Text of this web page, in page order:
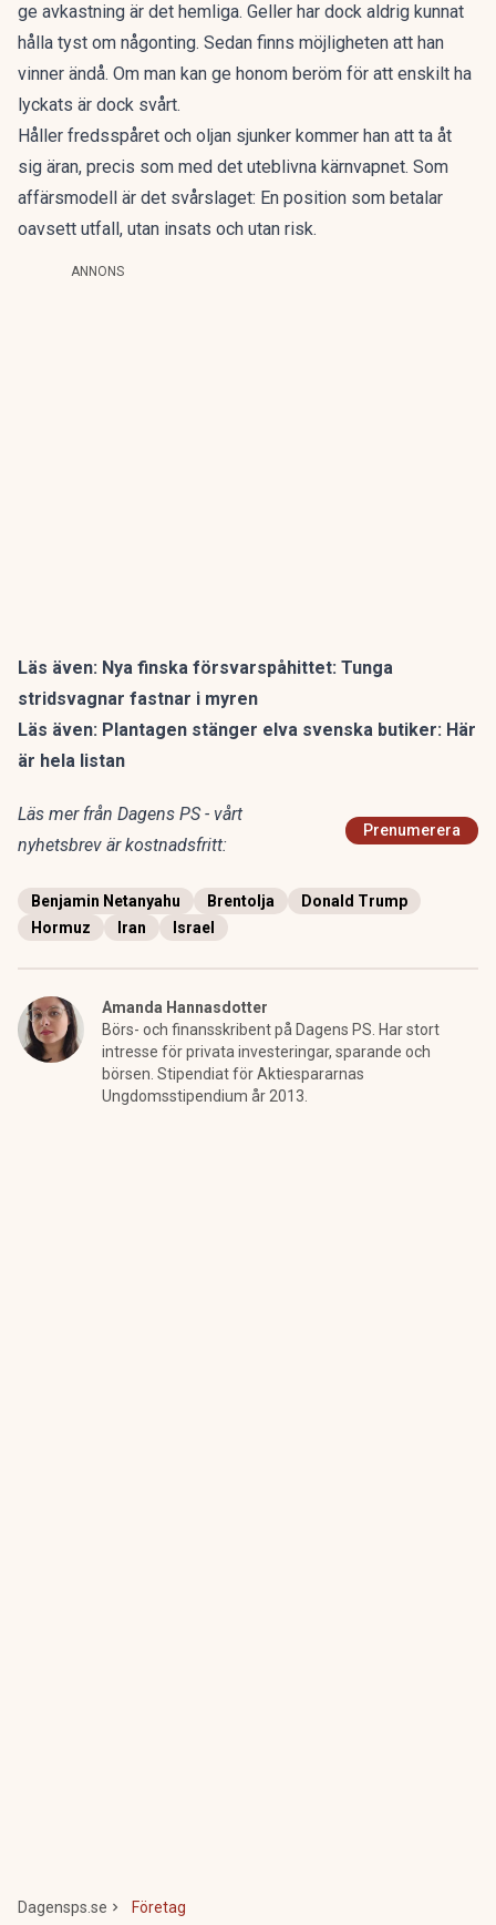
ge avkastning är det hemliga. Geller har dock aldrig kunnat
hålla tyst om någonting. Sedan finns möjligheten att han
vinner ändå. Om man kan ge honom beröm för att enskilt ha
lyckats är dock svårt.
Håller fredsspåret och oljan sjunker kommer han att ta åt
sig äran, precis som med det uteblivna kärnvapnet. Som
affärsmodell är det svårslaget: En position som betalar
oavsett utfall, utan insats och utan risk.
ANNONS
Läs även: Nya finska försvarspåhittet: Tunga
stridsvagnar fastnar i myren
Läs även: Plantagen stänger elva svenska butiker: Här
är hela listan
Läs mer från Dagens PS - vårt
nyhetsbrev är kostnadsfritt:
Prenumerera
Benjamin Netanyahu Brentolja
Donald Trump
Hormuz
Iran Israel
Amanda Hannasdotter
Börs- och finansskribent på Dagens PS. Har stort
intresse för privata investeringar, sparande och
börsen. Stipendiat för Aktiespararnas
Ungdomsstipendium år 2013.
Dagensps.se Företag